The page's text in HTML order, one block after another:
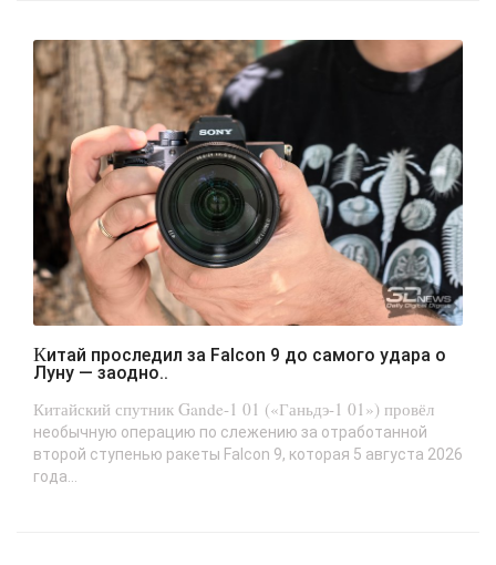
Китай проследил за Falcon 9 до самого удара о
Луну — заодно..
Китайский спутник Gande-1 01 («Ганьдэ-1 01») провёл
необычную операцию по слежению за отработанной
второй ступенью ракеты Falcon 9, которая 5 августа 2026
года...